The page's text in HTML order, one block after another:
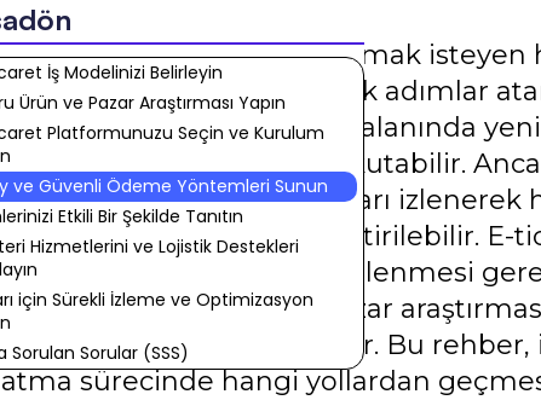
İş Modelinizi Belirleyin
Ürün ve Pazar Araştırması Yapın
Platformunuzu Seçin ve Kurulum
ve Güvenli Ödeme Yöntemleri Sunun
Etkili Bir Şekilde Tanıtın
Hizmetlerini ve Lojistik Destekleri
için Sürekli İzleme ve Optimizasyon
Sorulan Sorular (SSS)
dünyasında başarılı olmak
gereken, doğru stratejik adımlar
olduğudur. E-ticaret alanında
ilk etapta göz korkutabilir.
kolay e-ticaret adımları
daha az stresli hale getirilebilir. E-
öncelikle iş modelinin belirlenmesi
doğru ürün ve pazar
oluşturmak mümkündür. Bu rehber,
sürecinde hangi yollardan